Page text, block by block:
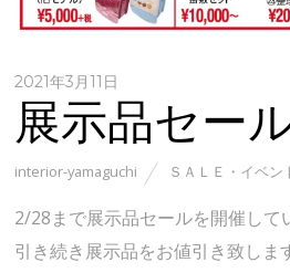
2021年3月11日
展示品セー
interior-yamaguchi ＳＡＬＥ・イベン
2/28まで展示品セールを開催して
引き続き展示品をお値引き致しま